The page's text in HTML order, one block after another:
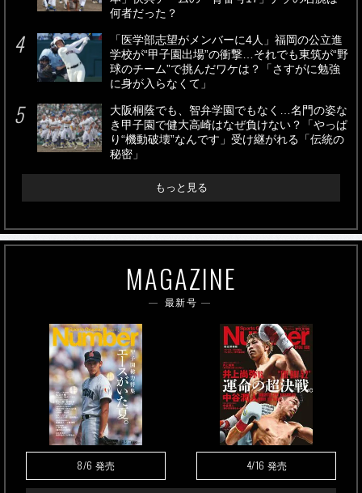
何者だった？
「医学部志望がメンバーに4人」福岡の公立進
学校が“甲子園出場”の衝撃…それでも東筑が“野
球のチーム”で挑んだワケは？「さすがに勉強
に身が入らなくて」
大阪桐蔭でも、智弁学園でもなく…名門の姿な
き甲子園で健大高崎はなぜ負けない？「やっぱ
り“機動破壊”なんです」受け継がれる「伝統の
秘密」
もっと見る
MAGAZINE
最新号
8/6 発売 4/16 発売